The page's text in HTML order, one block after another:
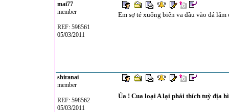
mai77
member
REF: 598561
05/03/2011
Em sợ té xuống biển va đầu vào đá
shiranai
member
REF: 598562
05/03/2011
Ủa ! Cua loại A lại phải thích tuỳ địa